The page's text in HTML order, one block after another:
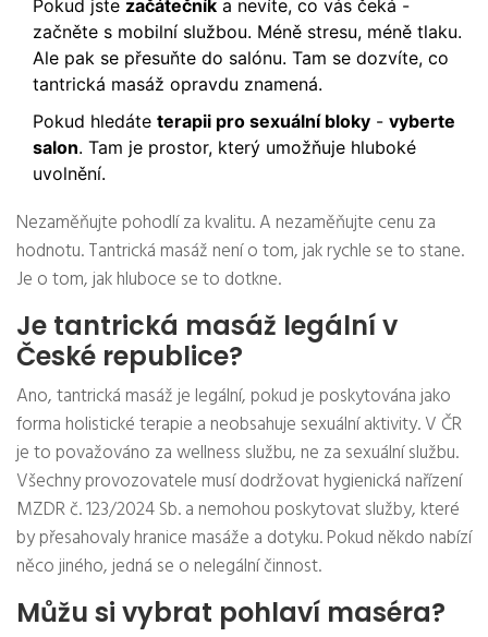
Pokud jste začátečník a nevíte, co vás čeká -
začněte s mobilní službou. Méně stresu, méně tlaku.
Ale pak se přesuňte do salónu. Tam se dozvíte, co
tantrická masáž opravdu znamená.
Pokud hledáte terapii pro sexuální bloky - vyberte
salon. Tam je prostor, který umožňuje hluboké
uvolnění.
Nezaměňujte pohodlí za kvalitu. A nezaměňujte cenu za
hodnotu. Tantrická masáž není o tom, jak rychle se to stane.
Je o tom, jak hluboce se to dotkne.
Je tantrická masáž legální v
České republice?
Ano, tantrická masáž je legální, pokud je poskytována jako
forma holistické terapie a neobsahuje sexuální aktivity. V ČR
je to považováno za wellness službu, ne za sexuální službu.
Všechny provozovatele musí dodržovat hygienická nařízení
MZDR č. 123/2024 Sb. a nemohou poskytovat služby, které
by přesahovaly hranice masáže a dotyku. Pokud někdo nabízí
něco jiného, jedná se o nelegální činnost.
Můžu si vybrat pohlaví maséra?